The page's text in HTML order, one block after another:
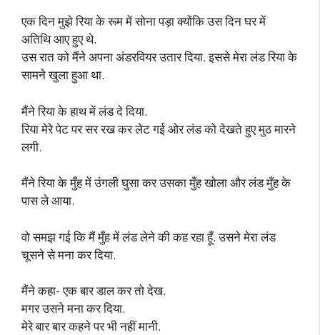
एक दिन मुझे रिया के रूम में सोना पड़ा क्योंकि उस दिन घर में
अतिथि आए हुए थे.
उस रात को मैंने अपना अंडरवियर उतार दिया. इससे मेरा लंड रिया के
सामने खुला हुआ था.
मैंने रिया के हाथ में लंड दे दिया.
रिया मेरे पेट पर सर रख कर लेट गई ओर लंड को देखते हुए मुठ मारने
लगी.
मैंने रिया के मुँह में उंगली घुसा कर उसका मुँह खोला और लंड मुँह के
पास ले आया.
वो समझ गई कि मैं मुँह में लंड लेने की कह रहा हूँ. उसने मेरा लंड
चूसने से मना कर दिया.
मैंने कहा- एक बार डाल कर तो देख.
मगर उसने मना कर दिया.
मेरे बार बार कहने पर भी नहीं मानी.